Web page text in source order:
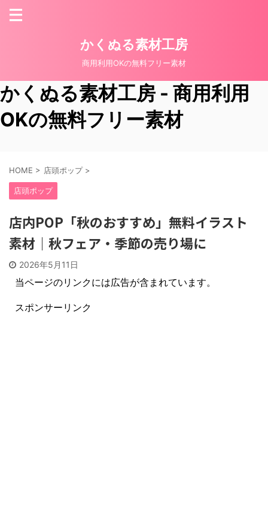
かくぬる素材工房
商用利用OKの無料フリー素材
かくぬる素材工房 - 商用利用
OKの無料フリー素材
HOME > 店頭ポップ >
店頭ポップ
店内POP「秋のおすすめ」無料イラスト
素材｜秋フェア・季節の売り場に
2026年5月11日
当ページのリンクには広告が含まれています。
スポンサーリンク